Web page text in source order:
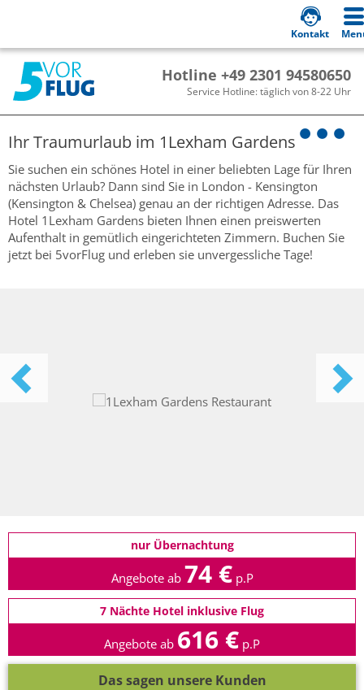
Hotline +49 2301 94580650
Service Hotline: täglich von 8-22 Uhr
Kontakt
Ihr Traumurlaub im 1Lexham Gardens
Sie suchen ein schönes Hotel in einer beliebten Lage für Ihren
nächsten Urlaub? Dann sind Sie in London - Kensington
(Kensington & Chelsea) genau an der richtigen Adresse. Das
Hotel 1Lexham Gardens bieten Ihnen einen preiswerten
Aufenthalt in gemütlich eingerichteten Zimmern. Buchen Sie
jetzt bei 5vorFlug und erleben sie unvergessliche Tage!
nur Übernachtung
Angebote ab 74 € p.P
7 Nächte Hotel inklusive Flug
Angebote ab 616 € p.P
Das sagen unsere Kunden